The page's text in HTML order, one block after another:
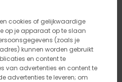
cookies of gelijkwaardige
op je apparaat op te slaan
(zoals je
kunnen worden gebruikt
en content te
van advertenties en content te
advertenties te leveren; om